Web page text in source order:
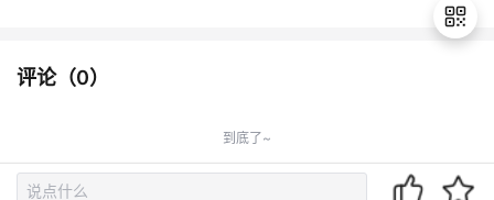
评论（0）
到底了~